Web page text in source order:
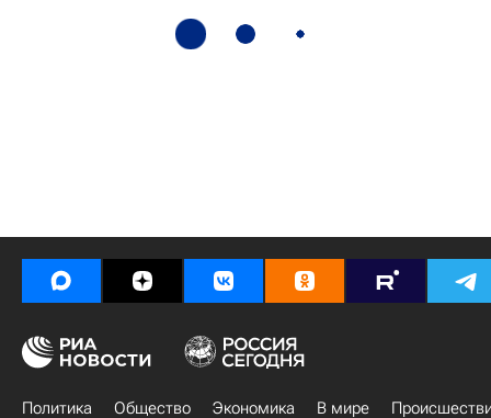
Политика Общество Экономика В мире